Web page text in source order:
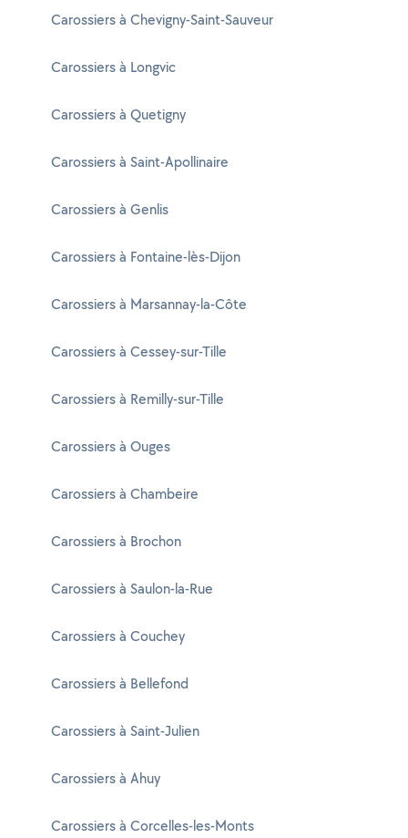
Carossiers à Chevigny-Saint-Sauveur
Carossiers à Longvic
Carossiers à Quetigny
Carossiers à Saint-Apollinaire
Carossiers à Genlis
Carossiers à Fontaine-lès-Dijon
Carossiers à Marsannay-la-Côte
Carossiers à Cessey-sur-Tille
Carossiers à Remilly-sur-Tille
Carossiers à Ouges
Carossiers à Chambeire
Carossiers à Brochon
Carossiers à Saulon-la-Rue
Carossiers à Couchey
Carossiers à Bellefond
Carossiers à Saint-Julien
Carossiers à Ahuy
Carossiers à Corcelles-les-Monts